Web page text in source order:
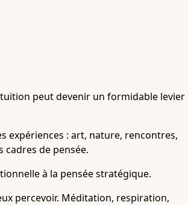
peut devenir un formidable levier
expériences : art, nature, rencontres,
de pensée.
à la pensée stratégique.
percevoir. Méditation, respiration,